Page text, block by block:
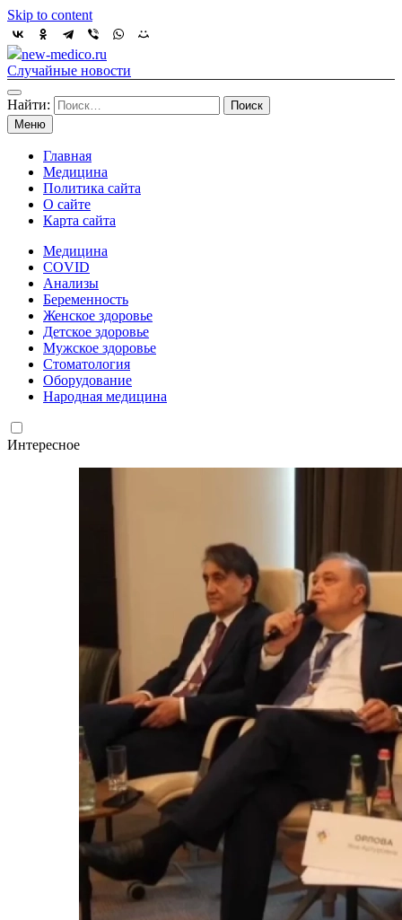
Skip to content
new-medico.ru
Случайные новости
Найти:
Меню
Главная
Медицина
Политика сайта
О сайте
Карта сайта
Медицина
COVID
Анализы
Беременность
Женское здоровье
Детское здоровье
Мужское здоровье
Стоматология
Оборудование
Народная медицина
Интересное